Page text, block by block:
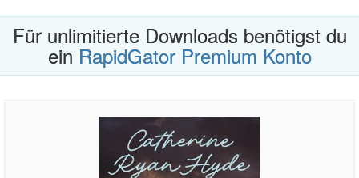
Für unlimitierte Downloads benötigst du
ein RapidGator Premium Konto